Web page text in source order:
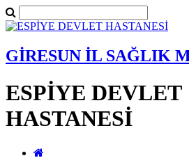
GİRESUN İL SAĞLIK
ESPİYE DEVLET
HASTANESİ